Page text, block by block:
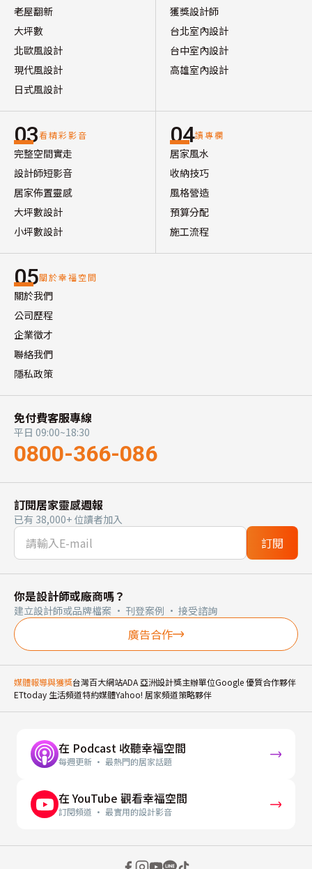
老屋翻新
大坪數
北歐風設計
現代風設計
日式風設計
獲獎設計師
台北室內設計
台中室內設計
高雄室內設計
03看精彩影音
完整空間實走
設計師短影音
居家佈置靈感
大坪數設計
小坪數設計
04讀專欄
居家風水
收納技巧
風格營造
預算分配
施工流程
05關於幸福空間
關於我們
公司歷程
企業徵才
聯絡我們
隱私政策
免付費客服專線
平日 09:00~18:30
0800-366-086
訂閱居家靈感週報
已有 38,000+ 位讀者加入
訂閱
你是設計師或廠商嗎？
建立設計師或品牌檔案 · 刊登案例 · 接受諮詢
廣告合作
媒體報導與獲獎台灣百大網站ADA 亞洲設計獎主辦單位Google 優質合作夥伴
ETtoday 生活頻道特約媒體Yahoo! 居家頻道策略夥伴
在 Podcast 收聽幸福空間
每週更新 · 最熱門的居家話題
在 YouTube 觀看幸福空間
訂閱頻道 · 最實用的設計影音